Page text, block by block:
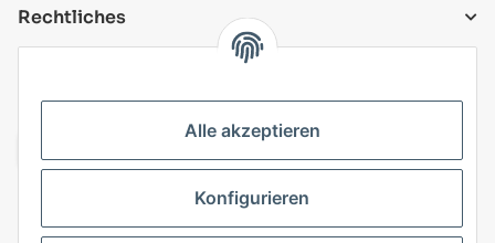
Rechtliches
Alle akzeptieren
Konfigurieren